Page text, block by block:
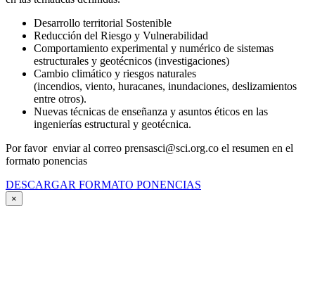
Desarrollo territorial Sostenible
Reducción del Riesgo y Vulnerabilidad
Comportamiento experimental y numérico de sistemas
estructurales y geotécnicos (investigaciones)
Cambio climático y riesgos naturales
(incendios, viento, huracanes, inundaciones, deslizamientos
entre otros).
Nuevas técnicas de enseñanza y asuntos éticos en las
ingenierías estructural y geotécnica.
Por favor enviar al correo prensasci@sci.org.co el resumen en el
formato ponencias
DESCARGAR FORMATO PONENCIAS
×